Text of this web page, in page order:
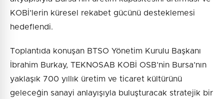
KOBİ’lerin küresel rekabet gücünü desteklemesi
hedeflendi.
Toplantıda konuşan BTSO Yönetim Kurulu Başkanı
İbrahim Burkay, TEKNOSAB KOBİ OSB’nin Bursa’nın
yaklaşık 700 yıllık üretim ve ticaret kültürünü
geleceğin sanayi anlayışıyla buluşturacak stratejik bir